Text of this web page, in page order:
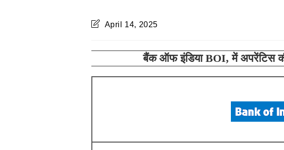
April 14, 2025
बैंक ऑफ इंडिया BOI, मेंअपरेंटिस